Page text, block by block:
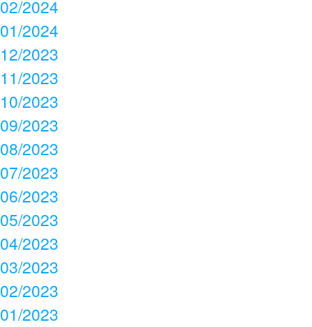
02/2024
01/2024
12/2023
11/2023
10/2023
09/2023
08/2023
07/2023
06/2023
05/2023
04/2023
03/2023
02/2023
01/2023